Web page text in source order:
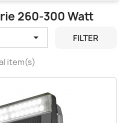
260-300 Watt
 FILTER
item(s)